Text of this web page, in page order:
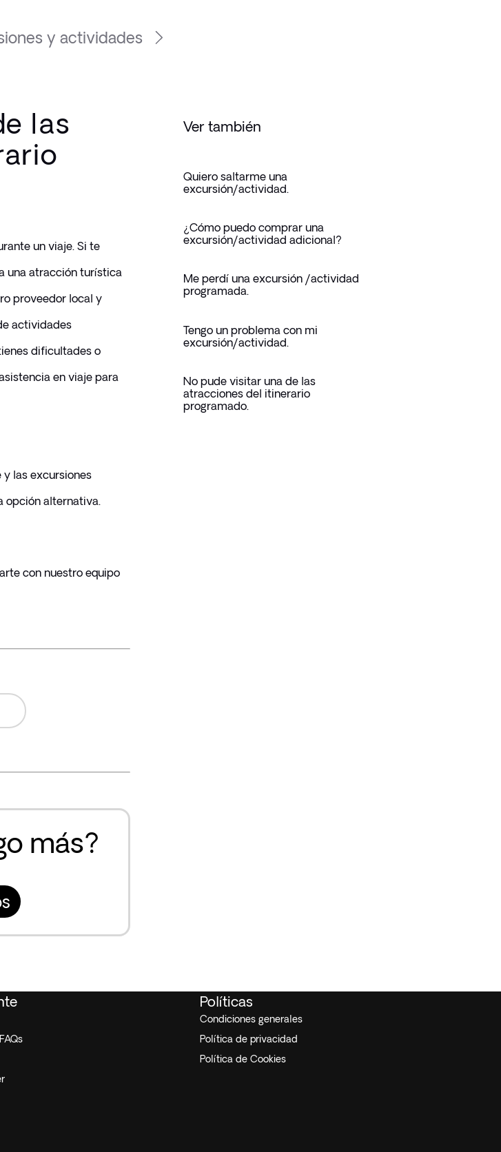
y actividades
las
un viaje. Si te
una atracción turística
proveedor local y
actividades
dificultades o
en viaje para
las excursiones
opción alternativa.
con nuestro equipo
más?
Ver también
Quiero saltarme una
excursión/actividad.
¿Cómo puedo comprar una
excursión/actividad adicional?
Me perdí una excursión /actividad
programada.
Tengo un problema con mi
excursión/actividad.
No pude visitar una de las
atracciones del itinerario
programado.